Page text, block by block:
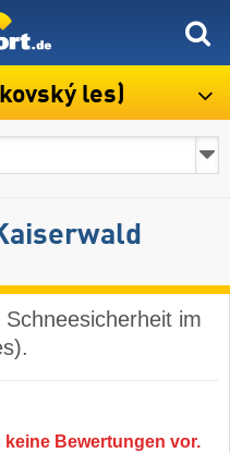
les)
im
Bewertungen vor.